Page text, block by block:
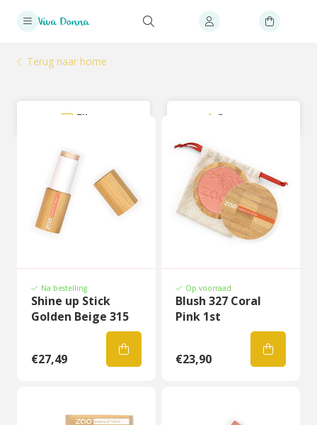
Terug naar home
Filter Sorteer
Na bestelling
Shine up Stick
Golden Beige 315
€27,49
Op voorraad
Blush 327 Coral
Pink 1st
€23,90